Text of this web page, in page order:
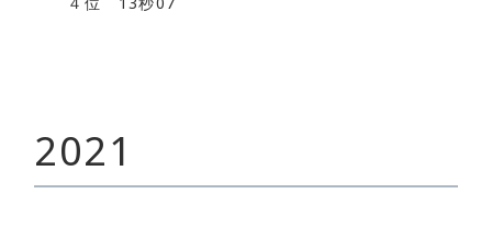
2021